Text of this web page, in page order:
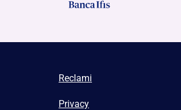
Reclami
Privacy